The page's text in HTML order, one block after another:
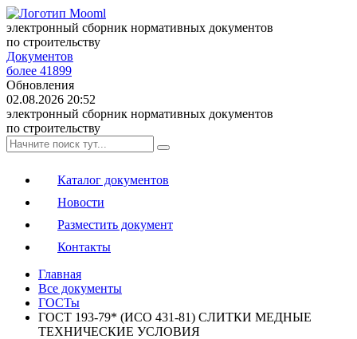
электронный сборник нормативных документов
по строительству
Документов
более 41899
Обновления
02.08.2026 20:52
электронный сборник нормативных документов
по строительству
Каталог документов
Новости
Разместить документ
Контакты
Главная
Все документы
ГОСТы
ГОСТ 193-79* (ИСО 431-81) СЛИТКИ МЕДНЫЕ
ТЕХНИЧЕСКИЕ УСЛОВИЯ